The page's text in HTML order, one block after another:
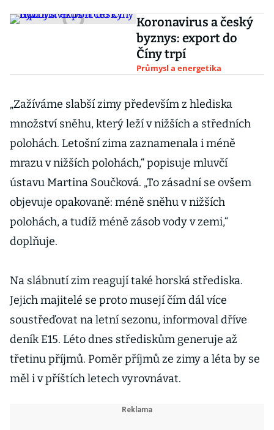
Koronavirus a český
byznys: export do
Číny trpí
Průmysl a energetika
„Zažíváme slabší zimy především z hlediska
množství sněhu, který leží v nižších a středních
polohách. Letošní zima zaznamenala i méně
mrazu v nižších polohách,“ popisuje mluvčí
ústavu Martina Součková. „To zásadní se ovšem
objevuje opakovaně: méně sněhu v nižších
polohách, a tudíž méně zásob vody v zemi,“
doplňuje.
Na slábnutí zim reagují také horská střediska.
Jejich majitelé se proto musejí čím dál více
soustřeďovat na letní sezonu, informoval dříve
deník E15. Léto dnes střediskům generuje až
třetinu příjmů. Poměr příjmů ze zimy a léta by se
měl i v příštích letech vyrovnávat.